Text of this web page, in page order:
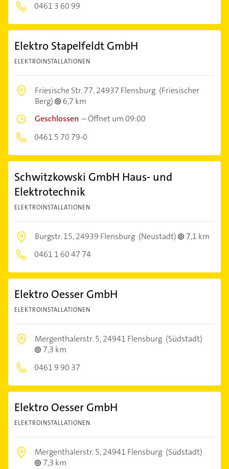
0461 3 60 99
Elektro Stapelfeldt GmbH
ELEKTROINSTALLATIONEN
Friesische Str. 77,24937 Flensburg (Friesischer
Berg)
6,7 km
Geschlossen –Öffnet um 09:00
0461 5 70 79-0
Schwitzkowski GmbH Haus- und
Elektrotechnik
ELEKTROINSTALLATIONEN
Burgstr. 15,24939 Flensburg (Neustadt)
7,1 km
0461 1 60 47 74
Elektro Oesser GmbH
ELEKTROINSTALLATIONEN
Mergenthalerstr. 5,24941 Flensburg (Südstadt)
7,3 km
0461 9 90 37
Elektro Oesser GmbH
ELEKTROINSTALLATIONEN
Mergenthalerstr. 5,24941 Flensburg (Südstadt)
7,3 km